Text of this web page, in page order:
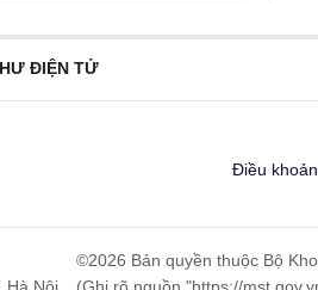
ĐIỆN TỬ
Điều
©2026 Bản quyền thuộc Bộ